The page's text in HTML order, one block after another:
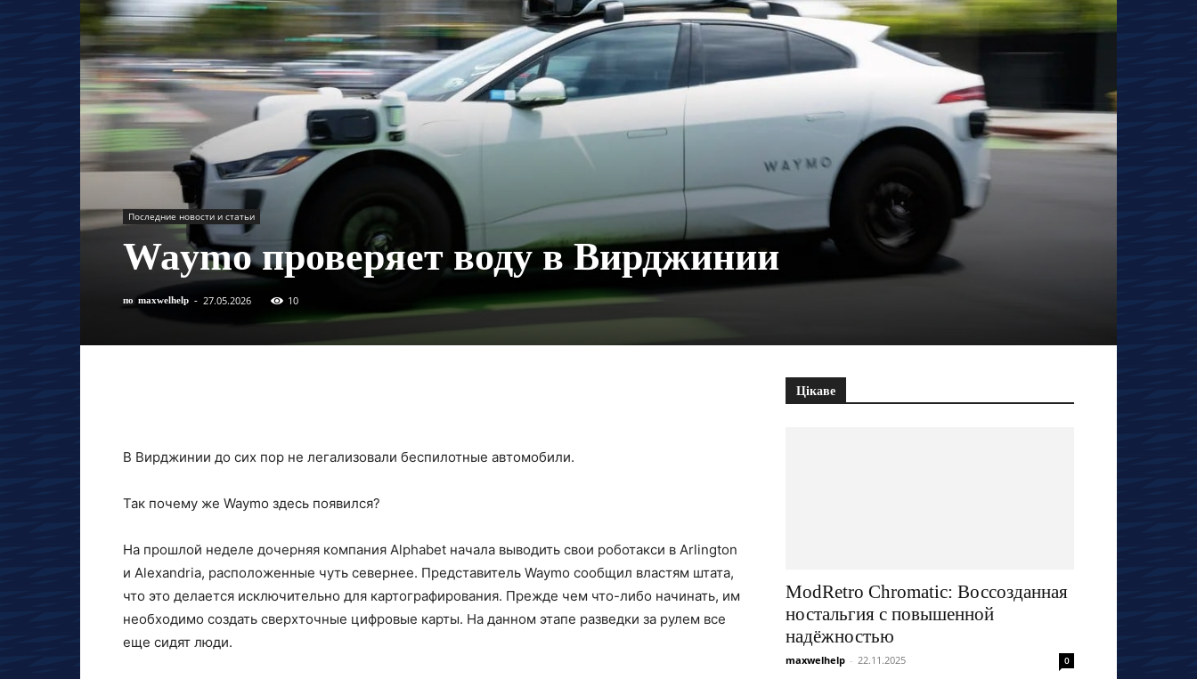
Последние новости и статьи
Waymo проверяет воду в Вирджинии
по maxwelhelp - 27.05.2026 10
В Вирджинии до сих пор не легализовали беспилотные автомобили.
Так почему же Waymo здесь появился?
На прошлой неделе дочерняя компания Alphabet начала выводить свои роботакси в Arlington
и Alexandria, расположенные чуть севернее. Представитель Waymo сообщил властям штата,
что это делается исключительно для картографирования. Прежде чем что-либо начинать, им
необходимо создать сверхточные цифровые карты. На данном этапе разведки за рулем все
еще сидят люди.
Цікаве
ModRetro Chromatic: Воссозданная
ностальгия с повышенной
надёжностью
maxwelhelp - 22.11.2025 0